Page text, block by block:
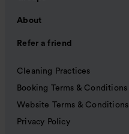
About
Refer a friend
Cleaning Practices
Booking Terms & Conditions
Website Terms & Conditions
Privacy Policy